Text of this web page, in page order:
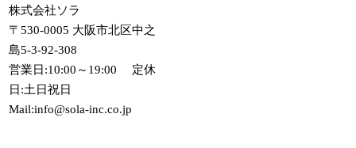
株式会社ソラ
〒530-0005 大阪市北区中之
島5-3-92-308
営業日:10:00～19:00 定休
日:土日祝日
Mail:info@sola-inc.co.jp